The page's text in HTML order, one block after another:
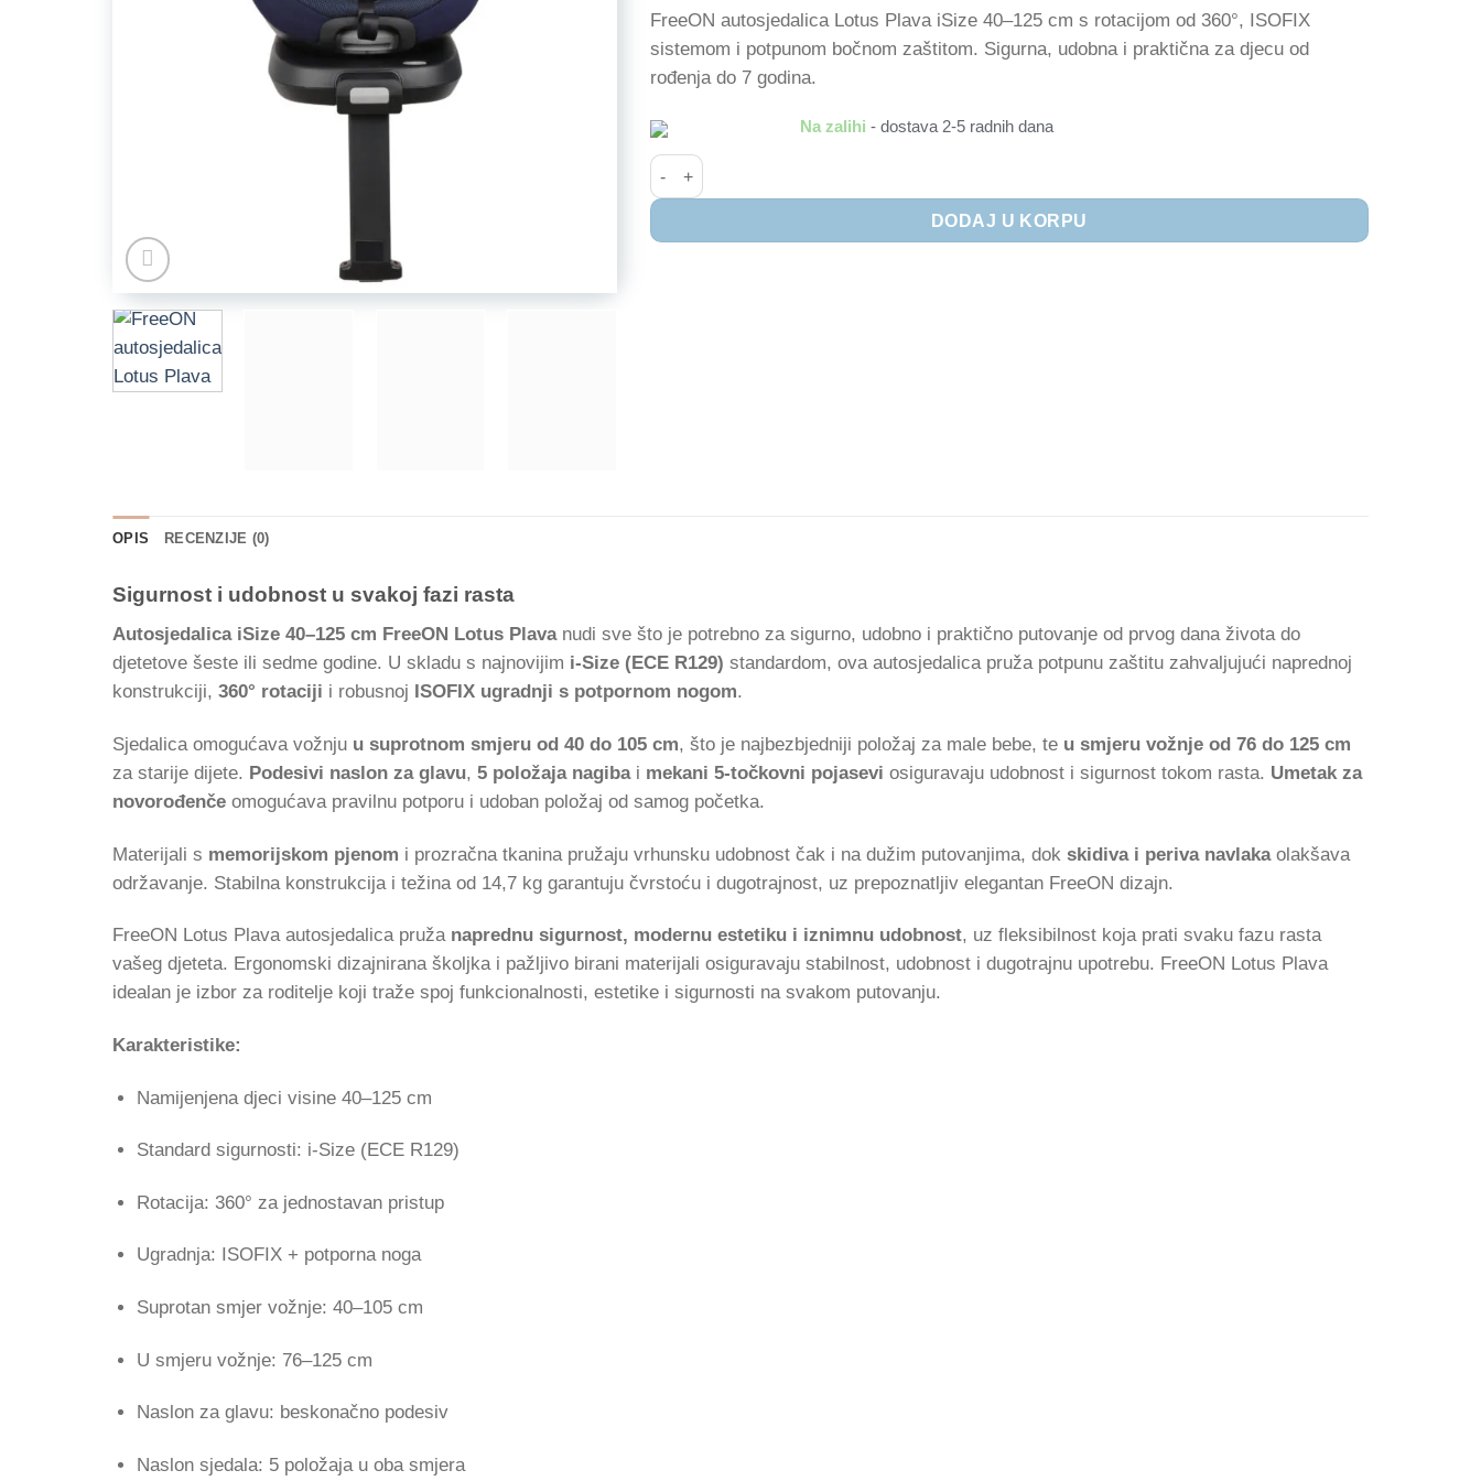
FreeON autosjedalica Lotus Plava iSize 40–125 cm s rotacijom od 360°, ISOFIX
sistemom i potpunom bočnom zaštitom. Sigurna, udobna i praktična za djecu od
rođenja do 7 godina.
Na zalihi - dostava 2-5 radnih dana
Autosjedalica iSize 40-125 cm FreeON Lotus, Plava količina
DODAJ U KORPU
OPIS RECENZIJE (0)
Sigurnost i udobnost u svakoj fazi rasta
Autosjedalica iSize 40–125 cm FreeON Lotus Plavanudi sve što je potrebno za sigurno, udobno i praktično putovanje od prvog dana života do
djetetove šeste ili sedme godine. U skladu s najnovijim i-Size (ECE R129) standardom, ova autosjedalica pruža potpunu zaštitu zahvaljujući naprednoj
konstrukciji, 360° rotaciji i robusnoj ISOFIX ugradnji s potpornom nogom.
Sjedalica omogućava vožnju u suprotnom smjeru od 40 do 105 cm, što je najbezbjedniji položaj za male bebe, te u smjeru vožnje od 76 do 125 cm
za starije dijete. Podesivi naslon za glavu, 5 položaja nagibai mekani 5-točkovni pojasevi osiguravaju udobnost i sigurnost tokom rasta. Umetak za
novorođenče omogućava pravilnu potporu i udoban položaj od samog početka.
Materijali s memorijskom pjenom i prozračna tkanina pružaju vrhunsku udobnost čak i na dužim putovanjima, dok skidiva i periva navlakaolakšava
održavanje. Stabilna konstrukcija i težina od 14,7 kg garantuju čvrstoću i dugotrajnost, uz prepoznatljiv elegantan FreeON dizajn.
FreeON Lotus Plava autosjedalica pruža naprednu sigurnost, modernu estetiku i iznimnu udobnost, uz fleksibilnost koja prati svaku fazu rasta
vašeg djeteta. Ergonomski dizajnirana školjka i pažljivo birani materijali osiguravaju stabilnost, udobnost i dugotrajnu upotrebu. FreeON Lotus Plava
idealan je izbor za roditelje koji traže spoj funkcionalnosti, estetike i sigurnosti na svakom putovanju.
Karakteristike:
Namijenjena djeci visine 40–125 cm
Standard sigurnosti: i-Size (ECE R129)
Rotacija: 360° za jednostavan pristup
Ugradnja: ISOFIX + potporna noga
Suprotan smjer vožnje: 40–105 cm
U smjeru vožnje: 76–125 cm
Naslon za glavu: beskonačno podesiv
Naslon sjedala: 5 položaja u oba smjera